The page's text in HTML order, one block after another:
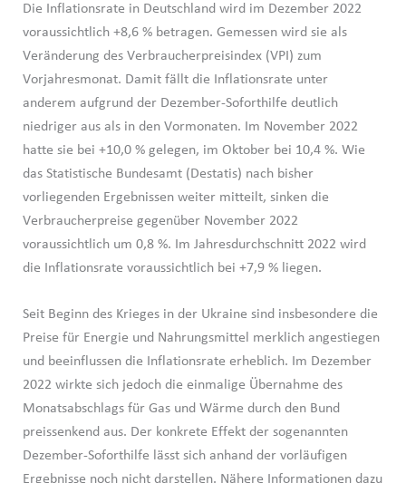
Die Inflationsrate in Deutschland wird im Dezember 2022
voraussichtlich +8,6 % betragen. Gemessen wird sie als
Veränderung des Verbraucher­preisindex (VPI) zum
Vorjahresmonat. Damit fällt die Inflationsrate unter
anderem aufgrund der Dezember-Soforthilfe deutlich
niedriger aus als in den Vormonaten. Im November 2022
hatte sie bei +10,0 % gelegen, im Oktober bei 10,4 %. Wie
das Statistische Bundesamt (Destatis) nach bisher
vorliegenden Ergebnissen weiter mitteilt, sinken die
Verbraucherpreise gegenüber November 2022
voraussichtlich um 0,8 %. Im Jahresdurchschnitt 2022 wird
die Inflationsrate voraussichtlich bei +7,9 % liegen.
Seit Beginn des Krieges in der Ukraine sind insbesondere die
Preise für Energie und Nahrungsmittel merklich angestiegen
und beeinflussen die Inflationsrate erheblich. Im Dezember
2022 wirkte sich jedoch die einmalige Übernahme des
Monatsabschlags für Gas und Wärme durch den Bund
preissenkend aus. Der konkrete Effekt der sogenannten
Dezember-Soforthilfe lässt sich anhand der vorläufigen
Ergebnisse noch nicht darstellen. Nähere Informationen dazu